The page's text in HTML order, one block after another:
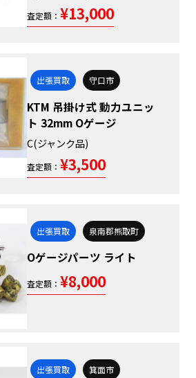
査定額： ¥13,000
出張買取 守口市
KTM 吊掛け式 動力ユニッ
ト 32mm Oゲージ
C(ジャンク品)
査定額： ¥3,500
出張買取 泉南郡熊取町
Oゲージパーツ ライト
査定額： ¥8,000
出張買取 箕面市